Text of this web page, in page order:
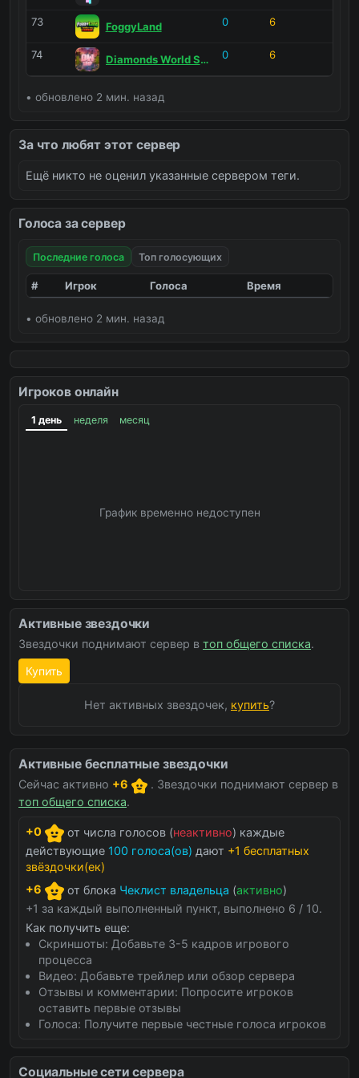
Тренировка строительства
Тренировка PVP
Тренировка Бед Варс 0 0
73 FoggyLand 0 6
74 Diamonds World SMP 0 6
• обновлено 2 мин. назад
За что любят этот сервер
Ещё никто не оценил указанные сервером теги.
Голоса за сервер
Последние голоса Топ голосующих
# Игрок Голоса Время
• обновлено 2 мин. назад
Игроков онлайн
1 день неделя месяц
График временно недоступен
Активные звездочки
Звездочки поднимают сервер в топ общего списка.
Купить
Нет активных звездочек, купить?
Активные бесплатные звездочки
Сейчас активно +6
. Звездочки поднимают сервер в
топ общего списка.
+0 от числа голосов (неактивно) каждые
действующие 100 голоса(ов) дают +1 бесплатных
звёздочки(ек)
+6
от блока Чеклист владельца (активно)
+1 за каждый выполненный пункт, выполнено 6 / 10.
Как получить еще:
Скриншоты: Добавьте 3-5 кадров игрового
процесса
Видео: Добавьте трейлер или обзор сервера
Отзывы и комментарии: Попросите игроков
оставить первые отзывы
Голоса: Получите первые честные голоса игроков
Социальные сети сервера